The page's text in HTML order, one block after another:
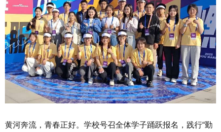
黄河奔流，青春正好。学校号召全体学子踊跃报名，践行“勤